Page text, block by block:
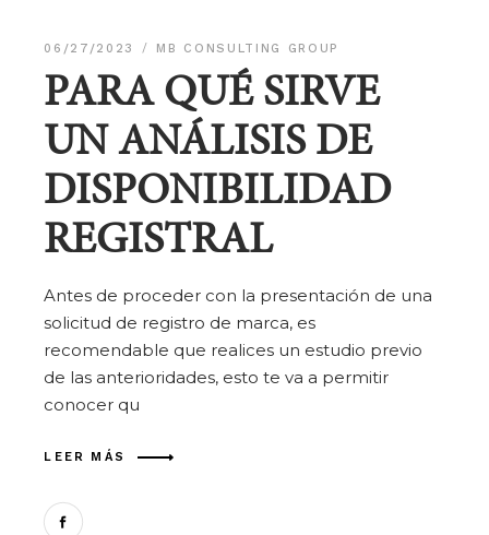
06/27/2023 MB CONSULTING GROUP
PARA QUÉ SIRVE
UN ANÁLISIS DE
DISPONIBILIDAD
REGISTRAL
Antes de proceder con la presentación de una
solicitud de registro de marca, es
recomendable que realices un estudio previo
de las anterioridades, esto te va a permitir
conocer qu
LEER MÁS